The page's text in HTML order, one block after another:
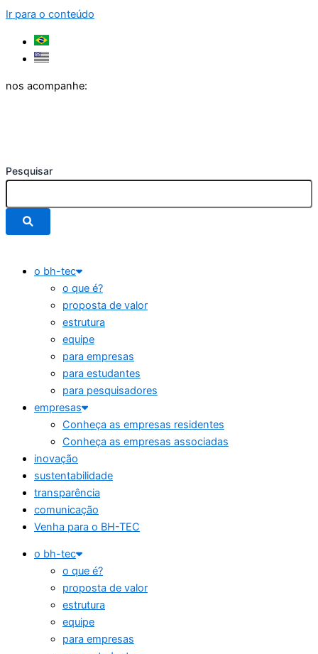
Ir para o conteúdo
nos acompanhe:
Pesquisar
o bh-tec
o que é?
proposta de valor
estrutura
equipe
para empresas
para estudantes
para pesquisadores
empresas
Conheça as empresas residentes
Conheça as empresas associadas
inovação
sustentabilidade
transparência
comunicação
Venha para o BH-TEC
o bh-tec
o que é?
proposta de valor
estrutura
equipe
para empresas